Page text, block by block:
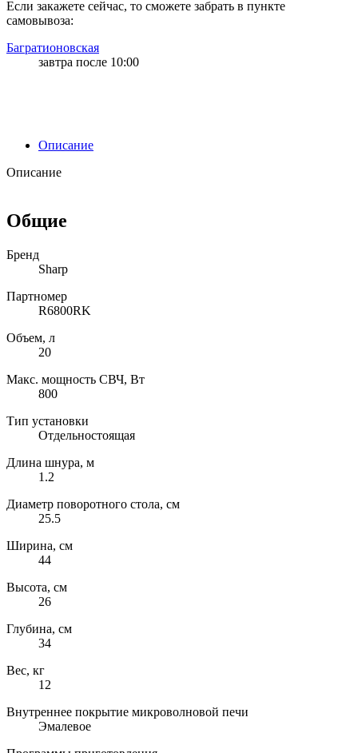
Если закажете сейчас, то сможете забрать в пункте
самовывоза:
Багратионовская
завтра после 10:00
Описание
Описание
Общие
Бренд
Sharp
Партномер
R6800RK
Объем, л
20
Макс. мощность СВЧ, Вт
800
Тип установки
Отдельностоящая
Длина шнура, м
1.2
Диаметр поворотного стола, см
25.5
Ширина, см
44
Высота, см
26
Глубина, см
34
Вес, кг
12
Внутреннее покрытие микроволновой печи
Эмалевое